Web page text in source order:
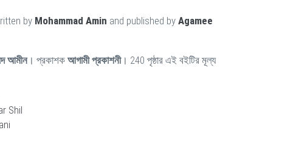
by Mohammad Amin and published by Agamee
আমীন। প্রকাশক আগামী প্রকাশনী। 240 পৃষ্ঠার এই বইটির মূল্য
Shil